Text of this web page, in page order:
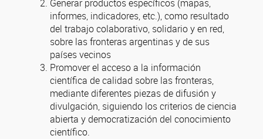
Generar productos específicos (mapas,
informes, indicadores, etc.), como resultado
del trabajo colaborativo, solidario y en red,
sobre las fronteras argentinas y de sus
países vecinos
Promover el acceso a la información
científica de calidad sobre las fronteras,
mediante diferentes piezas de difusión y
divulgación, siguiendo los criterios de ciencia
abierta y democratización del conocimiento
científico.